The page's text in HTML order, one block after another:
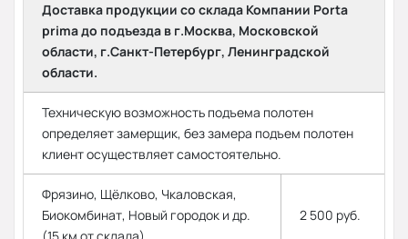
Доставка продукции со склада Компании Porta
prima до подъезда в г.Москва, Московской
области, г.Санкт-Петербург, Ленинградской
области.
Техническую возможность подъема полотен
определяет замерщик, без замера подъем полотен
клиент осуществляет самостоятельно.
Фрязино, Щёлково, Чкаловская,
Биокомбинат, Новый городок и др.
2 500 руб.